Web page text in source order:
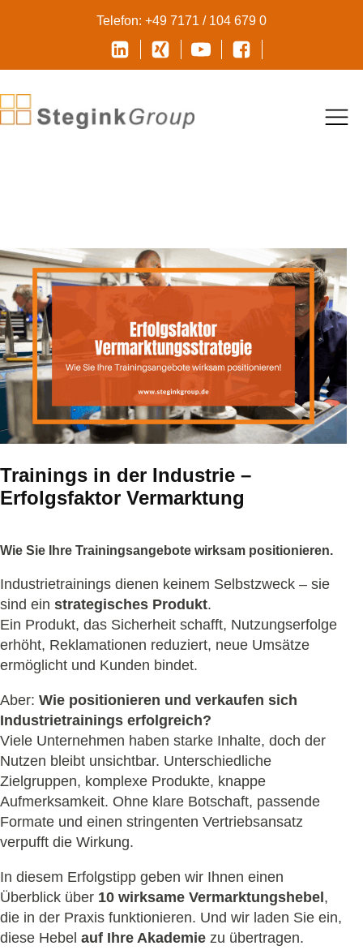
Telefon: +49 7171 / 104 679 0
Trainings in der Industrie –
Erfolgsfaktor Vermarktung
Wie Sie Ihre Trainingsangebote wirksam positionieren.
Industrietrainings dienen keinem Selbstzweck – sie
sind ein strategisches Produkt.
Ein Produkt, das Sicherheit schafft, Nutzungserfolge
erhöht, Reklamationen reduziert, neue Umsätze
ermöglicht und Kunden bindet.
Aber: Wie positionieren und verkaufen sich
Industrietrainings erfolgreich?
Viele Unternehmen haben starke Inhalte, doch der
Nutzen bleibt unsichtbar. Unterschiedliche
Zielgruppen, komplexe Produkte, knappe
Aufmerksamkeit. Ohne klare Botschaft, passende
Formate und einen stringenten Vertriebsansatz
verpufft die Wirkung.
In diesem Erfolgstipp geben wir Ihnen einen
Überblick über 10 wirksame Vermarktungshebel ,
die in der Praxis funktionieren. Und wir laden Sie ein,
diese Hebel auf Ihre Akademie zu übertragen.